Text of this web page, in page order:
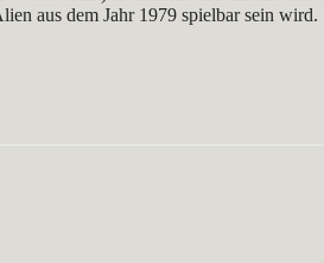
aus dem Jahr 1979 spielbar sein wird.